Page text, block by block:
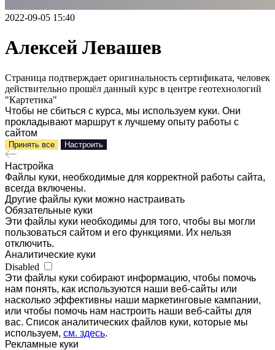
2022-09-05 15:40
Алексей Левашев
Страница подтверждает оригинальность сертификата, человек
действительно прошёл данный курс в центре геотехнологий
"Картетика"
Чтобы не сбиться с курса, мы используем куки. Они
прокладывают маршрут к лучшему опыту работы с
сайтом
Принять все Настроить
Настройка
Файлы куки, необходимые для корректной работы сайта,
всегда включены.
Другие файлы куки можно настраивать
Обязательные куки
Эти файлы куки необходимы для того, чтобы вы могли
пользоваться сайтом и его функциями. Их нельзя
отключить.
Аналитические куки
Disabled
Эти файлы куки собирают информацию, чтобы помочь
нам понять, как используются наши веб-сайты или
насколько эффективны наши маркетинговые кампании,
или чтобы помочь нам настроить наши веб-сайты для
вас. Список аналитических файлов куки, которые мы
используем, см. здесь.
Рекламные куки